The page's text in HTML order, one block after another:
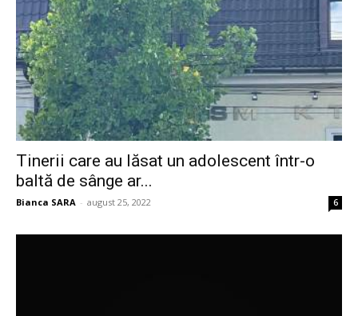
Tinerii care au lăsat un adolescent într-o
baltă de sânge ar...
Bianca SARA - august 25, 2022 6